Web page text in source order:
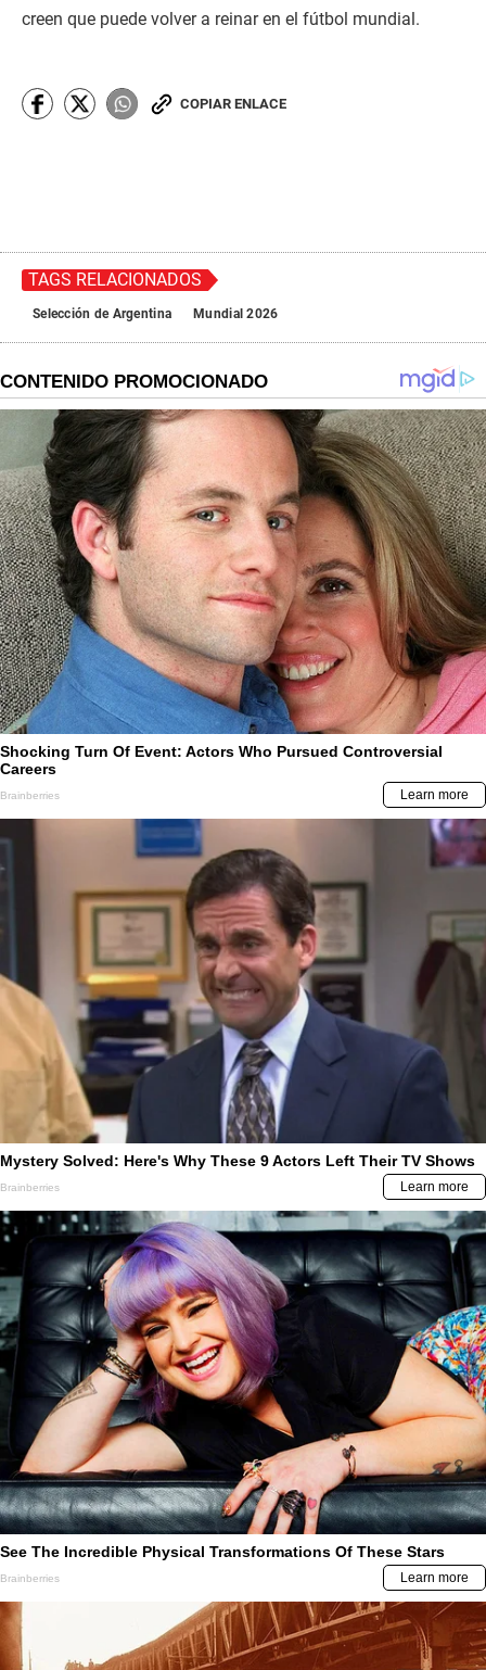
creen que puede volver a reinar en el fútbol mundial.
COPIAR ENLACE
TAGS RELACIONADOS
Selección de Argentina Mundial 2026